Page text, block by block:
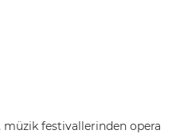
festivallerinden opera